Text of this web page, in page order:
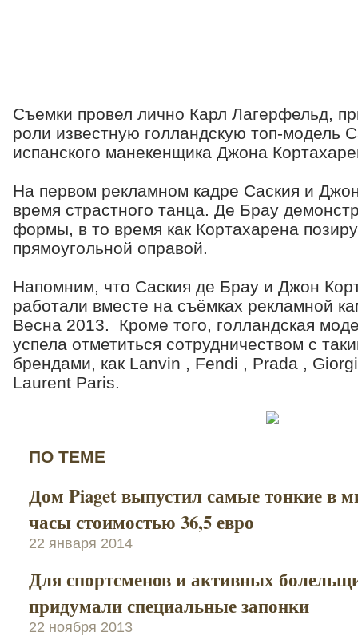
Съемки провел лично Карл Лагерфельд,
роли известную голландскую топ-модель
испанского манекенщика Джона
На первом рекламном кадре Саския и
время страстного танца. Де Брау
формы, в то время как Кортахарена
прямоугольной оправой.
Напомним, что Саския де Брау и Джон
работали вместе на съёмках рекламной
Весна 2013. Кроме того, голландская
успела отметиться сотрудничеством с
брендами, как Lanvin , Fendi , Prada ,
Laurent Paris.
ПО ТЕМЕ
Дом Piaget выпустил самые тонкие в
часы стоимостью 36,5 евро
22 января 2014
Для спортсменов и активных
придумали специальные запонки
22 ноября 2013